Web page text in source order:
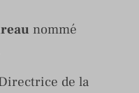
nommé
de la